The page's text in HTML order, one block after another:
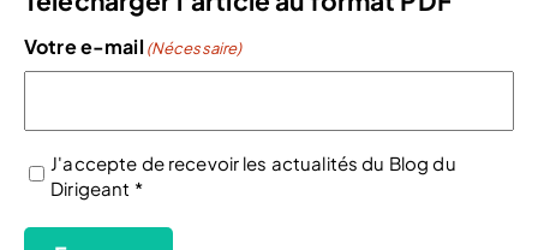
Votre e-mail (Nécessaire)
(Nécessaire)
J'accepte de recevoir les actualités du Blog du
Dirigeant *